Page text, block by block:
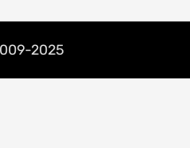
2025